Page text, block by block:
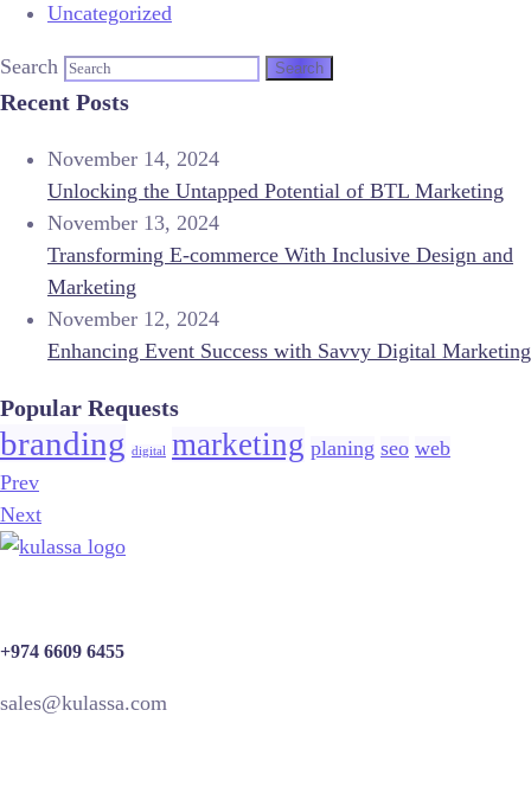
Uncategorized
Search
Recent Posts
November 14, 2024
Unlocking the Untapped Potential of BTL Marketing
November 13, 2024
Transforming E-commerce With Inclusive Design and
Marketing
November 12, 2024
Enhancing Event Success with Savvy Digital Marketing
Popular Requests
branding digital marketing planing seo web
Prev
Next
+974 6609 6455
sales@kulassa.com